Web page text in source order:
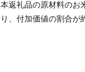
本返礼品の原材料のお
り、付加価値の割合が